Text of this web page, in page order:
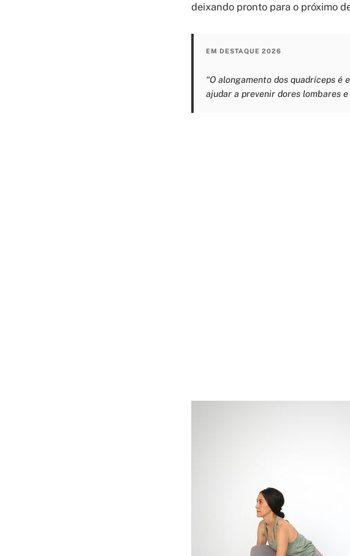
deixando pronto para o próximo
EM DESTAQUE 2026
“O alongamento dos quadríceps é
ajudar a prevenir dores lombares e